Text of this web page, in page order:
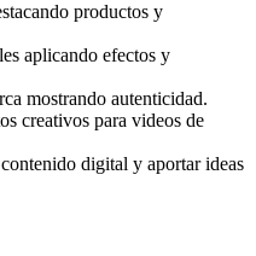
productos y
aplicando efectos y
mostrando autenticidad.
creativos para videos de
digital y aportar ideas